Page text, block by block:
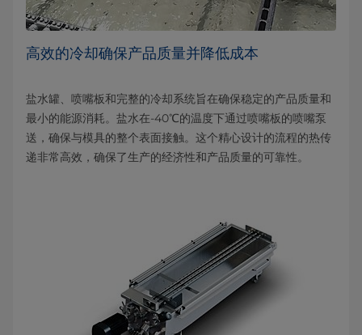
高效的冷却确保产品质量并降低成本
盐水罐、喷嘴板和完整的冷却系统旨在确保稳定的产品质量和
最小的能源消耗。盐水在-40℃的温度下通过喷嘴板的喷嘴泵
送，确保与模具的整个表面接触。这个精心设计的流程的热传
递非常高效，确保了生产的经济性和产品质量的可靠性。